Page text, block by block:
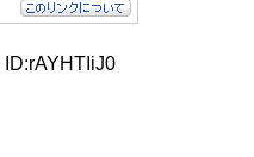
ID:rAYHTIiJ0